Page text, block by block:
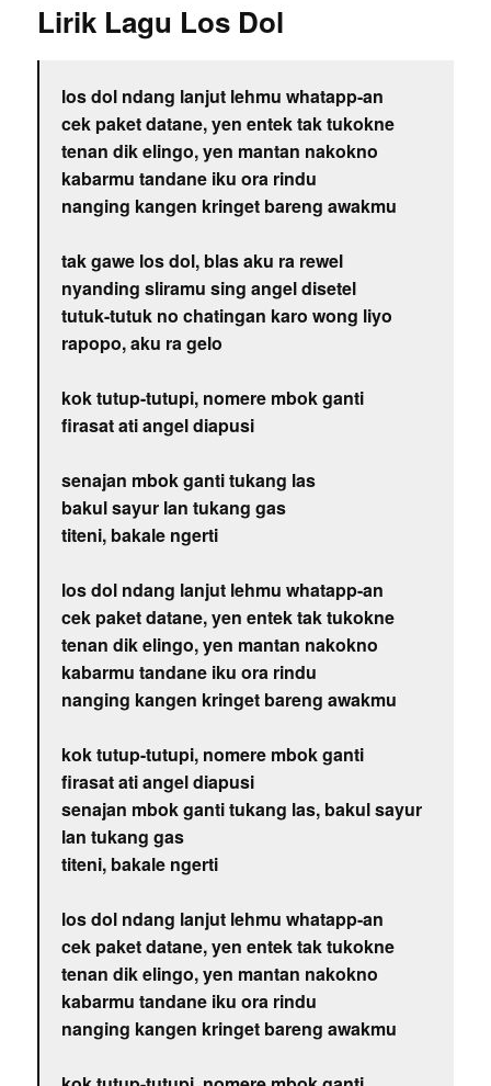
Lirik Lagu Los Dol
los dol ndang lanjut lehmu whatapp-an
cek paket datane, yen entek tak tukokne
tenan dik elingo, yen mantan nakokno
kabarmu tandane iku ora rindu
nanging kangen kringet bareng awakmu
tak gawe los dol, blas aku ra rewel
nyanding sliramu sing angel disetel
tutuk-tutuk no chatingan karo wong liyo
rapopo, aku ra gelo
kok tutup-tutupi, nomere mbok ganti
firasat ati angel diapusi
senajan mbok ganti tukang las
bakul sayur lan tukang gas
titeni, bakale ngerti
los dol ndang lanjut lehmu whatapp-an
cek paket datane, yen entek tak tukokne
tenan dik elingo, yen mantan nakokno
kabarmu tandane iku ora rindu
nanging kangen kringet bareng awakmu
kok tutup-tutupi, nomere mbok ganti
firasat ati angel diapusi
senajan mbok ganti tukang las, bakul sayur
lan tukang gas
titeni, bakale ngerti
los dol ndang lanjut lehmu whatapp-an
cek paket datane, yen entek tak tukokne
tenan dik elingo, yen mantan nakokno
kabarmu tandane iku ora rindu
nanging kangen kringet bareng awakmu